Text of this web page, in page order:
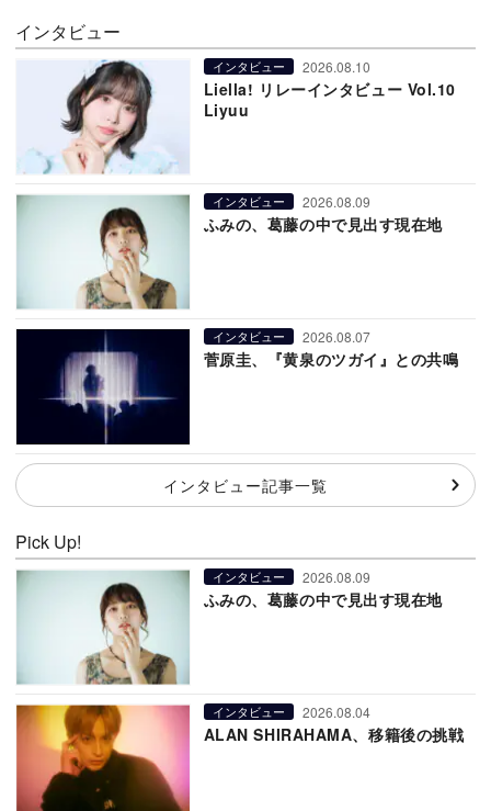
インタビュー
インタビュー 2026.08.10
Liella! リレーインタビュー Vol.10
Liyuu
インタビュー 2026.08.09
ふみの、葛藤の中で見出す現在地
インタビュー 2026.08.07
菅原圭、『黄泉のツガイ』との共鳴
インタビュー記事一覧
Pick Up!
インタビュー 2026.08.09
ふみの、葛藤の中で見出す現在地
インタビュー 2026.08.04
ALAN SHIRAHAMA、移籍後の挑戦